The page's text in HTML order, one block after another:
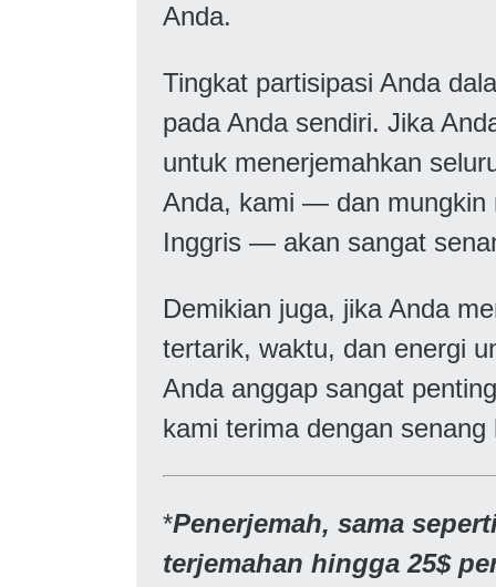
Anda.
Tingkat partisipasi Anda
pada Anda sendiri. Jika
untuk menerjemahkan
Anda, kami — dan mungkin
Inggris — akan sangat
Demikian juga, jika Anda
tertarik, waktu, dan energi
Anda anggap sangat
kami terima dengan senang
*Penerjemah, sama
terjemahan hingga 25$